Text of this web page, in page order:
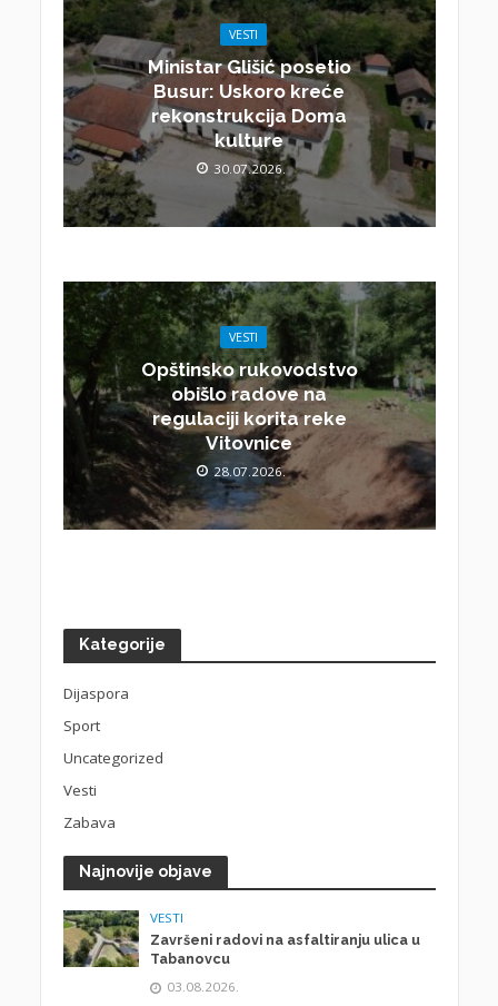
VESTI
Ministar Glišić posetio
Busur: Uskoro kreće
rekonstrukcija Doma
kulture
30.07.2026.
VESTI
Opštinsko rukovodstvo
obišlo radove na
regulaciji korita reke
Vitovnice
28.07.2026.
Kategorije
Dijaspora
Sport
Uncategorized
Vesti
Zabava
Najnovije objave
VESTI
Završeni radovi na asfaltiranju ulica u
Tabanovcu
03.08.2026.